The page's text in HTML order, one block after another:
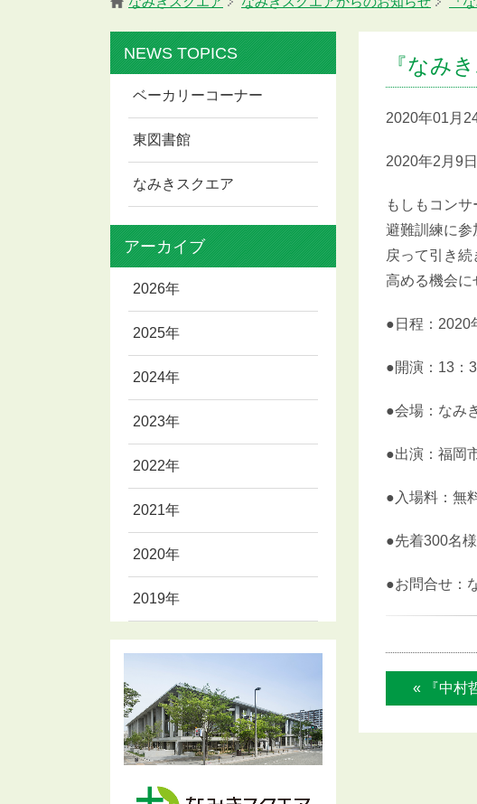
『なみ
2020年01月
2020年2月9
もしもコン
避難訓練に参
戻って引き
高める機会に
●日程：2020
●開演：13：
●会場：なみ
●出演：福岡
●入場料：
●先着300名
●お問合せ：
NEWS TOPICS
ベーカリーコーナー
東図書館
なみきスクエア
アーカイブ
2026年
2025年
2024年
2023年
2022年
2021年
2020年
2019年